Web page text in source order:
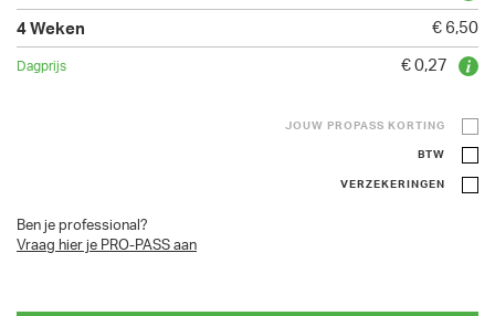
€ 6,50
€ 0,27
JOUW PROPASS KORTING
BTW
VERZEKERINGEN
Ben je professional?
Vraag hier je PRO-PASS aan